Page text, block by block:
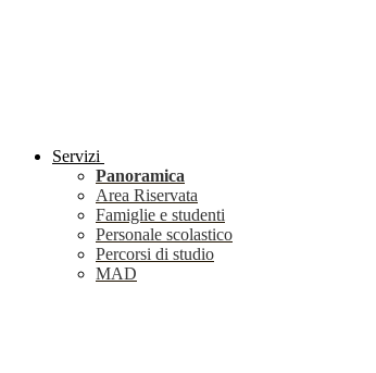
Servizi
Panoramica
Area Riservata
Famiglie e studenti
Personale scolastico
Percorsi di studio
MAD